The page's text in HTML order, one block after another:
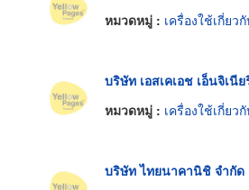
หมวดหมู่ : เครื่องใช้เกี่ยว
บริษัท เอสเคเอช เอ็นจิเ
หมวดหมู่ : เครื่องใช้เกี่ยว
บริษัท ไทยนาคานิชิ จำกัด